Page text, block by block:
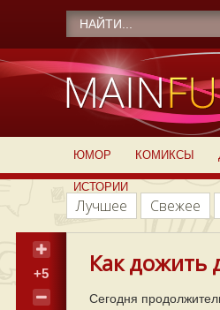
ЮМОР КОМИКСЫ
ИСТОРИИ
Лучшее Свежее
+5 Как дожить
Сегодня